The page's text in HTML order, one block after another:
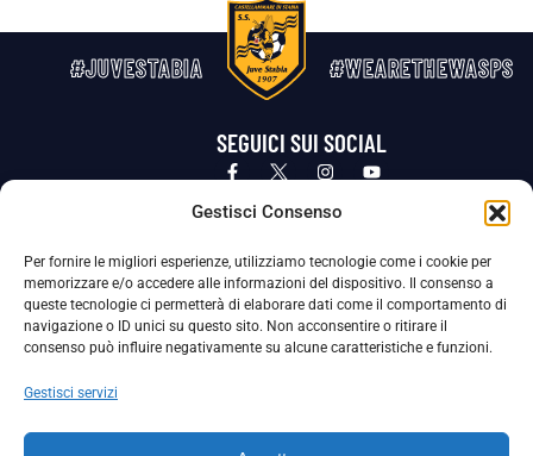
Gestisci Consenso
Per fornire le migliori esperienze, utilizziamo tecnologie come i cookie per
memorizzare e/o accedere alle informazioni del dispositivo. Il consenso a
queste tecnologie ci permetterà di elaborare dati come il comportamento di
navigazione o ID unici su questo sito. Non acconsentire o ritirare il
consenso può influire negativamente su alcune caratteristiche e funzioni.
Gestisci servizi
#JUVESTABIA #WEARETHEWASPS
SEGUICI SUI SOCIAL
Privacy Policy Cookie Policy
La Società ha nominato il Responsabile della Protezione dei Dati Personali (DPO), figura specializzata che vigila sulle modalità
adottate dalla nostra Società per tutelare i Suoi dati personali.
Per contattare il DPO può scrivere a